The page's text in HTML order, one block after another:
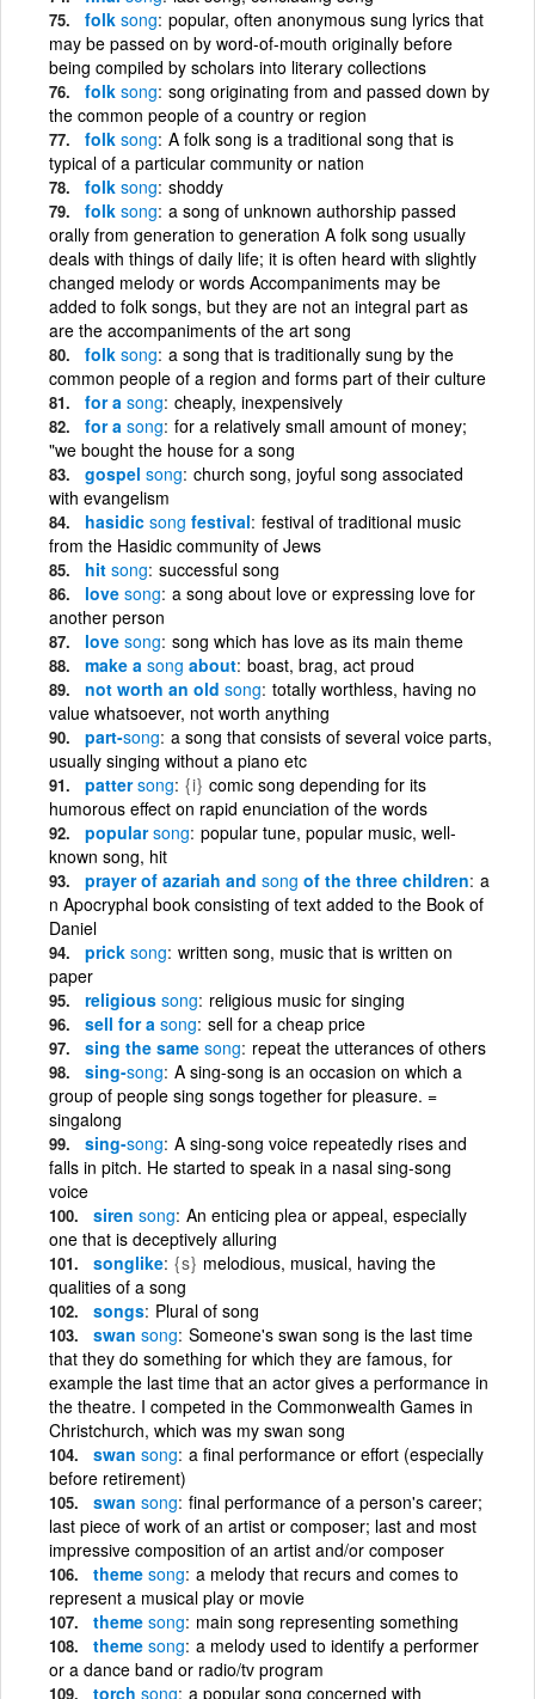
folk song popular, often anonymous sung lyrics that
may be passed on by word-of-mouth originally before
being compiled by scholars into literary collections
folk song song originating from and passed down by
the common people of a country or region
folk song A folk song is a traditional song that is
typical of a particular community or nation
folk song shoddy
folk song a song of unknown authorship passed
orally from generation to generation A folk song usually
deals with things of daily life; it is often heard with slightly
changed melody or words Accompaniments may be
added to folk songs, but they are not an integral part as
are the accompaniments of the art song
folk song a song that is traditionally sung by the
common people of a region and forms part of their culture
for a song cheaply, inexpensively
for a song for a relatively small amount of money;
"we bought the house for a song
gospel song church song, joyful song associated
with evangelism
hasidic song festival festival of traditional music
from the Hasidic community of Jews
hit song successful song
love song a song about love or expressing love for
another person
love song song which has love as its main theme
make a song about boast, brag, act proud
not worth an old song totally worthless, having no
value whatsoever, not worth anything
part-song a song that consists of several voice parts,
usually singing without a piano etc
pattersong {i} comic song depending for its
humorous effect on rapid enunciation of the words
popularsong popular tune, popular music, well-
known song, hit
prayer of azariah and song of the three children a
n Apocryphal book consisting of text added to the Book of
Daniel
prick song written song, music that is written on
paper
religious song religious music for singing
sell for a song sell for a cheap price
sing the same song repeat the utterances of others
sing-song A sing-song is an occasion on which a
group of people sing songs together for pleasure. =
singalong
sing-song A sing-song voice repeatedly rises and
falls in pitch. He started to speak in a nasal sing-song
voice
siren song An enticing plea or appeal, especially
one that is deceptively alluring
songlike {s} melodious, musical, having the
qualities of a song
songs Plural of song
swan song Someone's swan song is the last time
that they do something for which they are famous, for
example the last time that an actor gives a performance in
the theatre. I competed in the Commonwealth Games in
Christchurch, which was my swan song
swan song a final performance or effort (especially
before retirement)
swan song final performance of a person's career;
last piece of work of an artist or composer; last and most
impressive composition of an artist and/or composer
theme song a melody that recurs and comes to
represent a musical play or movie
theme song main song representing something
theme song a melody used to identify a performer
or a dance band or radio/tv program
torch song a popular song concerned with